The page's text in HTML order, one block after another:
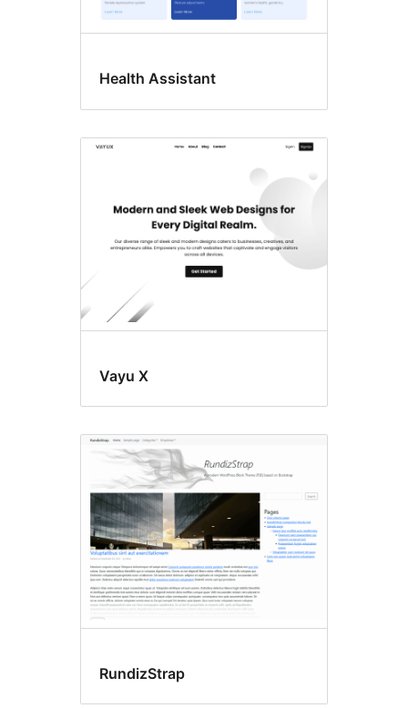
Health Assistant
Vayu X
RundizStrap